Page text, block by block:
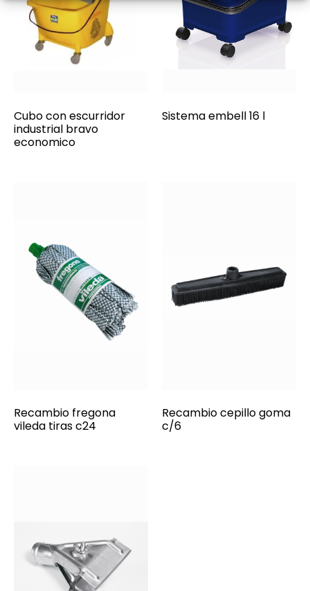
Cubo con escurridor
industrial bravo
economico
Sistema embell 16 l
Recambio fregona
vileda tiras c24
Recambio cepillo goma
c/6